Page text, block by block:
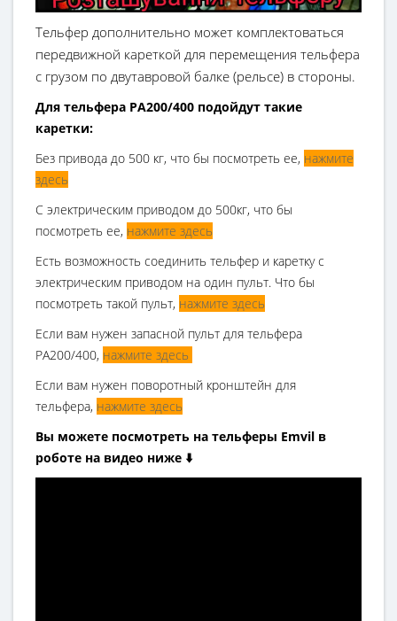
Тельфер дополнительно может комплектоваться
передвижной кареткой для перемещения тельфера
с грузом по двутавровой балке (рельсе) в стороны.
Для тельфера РА200/400 подойдут такие
каретки:
Без привода до 500 кг, что бы посмотреть ее, нажмите
здесь
С электрическим приводом до 500кг, что бы
посмотреть ее, нажмите здесь
Есть возможность соединить тельфер и каретку с
электрическим приводом на один пульт. Что бы
посмотреть такой пульт, нажмите здесь
Если вам нужен запасной пульт для тельфера
РА200/400, нажмите здесь
Если вам нужен поворотный кронштейн для
тельфера, нажмите здесь
Вы можете посмотреть на тельферы Emvil в
роботе на видео ниже ⬇️